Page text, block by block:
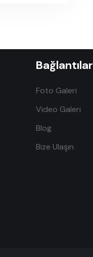
Bağlantılar
Foto Galeri
Video Galeri
Blog
Bize Ulaşın